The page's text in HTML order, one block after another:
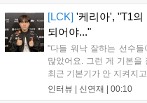
Extended Look'을 최초 공
[LCK] '케리아', "T1의
되어야..."
"다들 워낙 잘하는 선수들
많았어요. 그런 게 기본을
최근 기본기가 안 지켜지
팀적으로 안 좋은 사고가
인터뷰 | 신연재 00:10